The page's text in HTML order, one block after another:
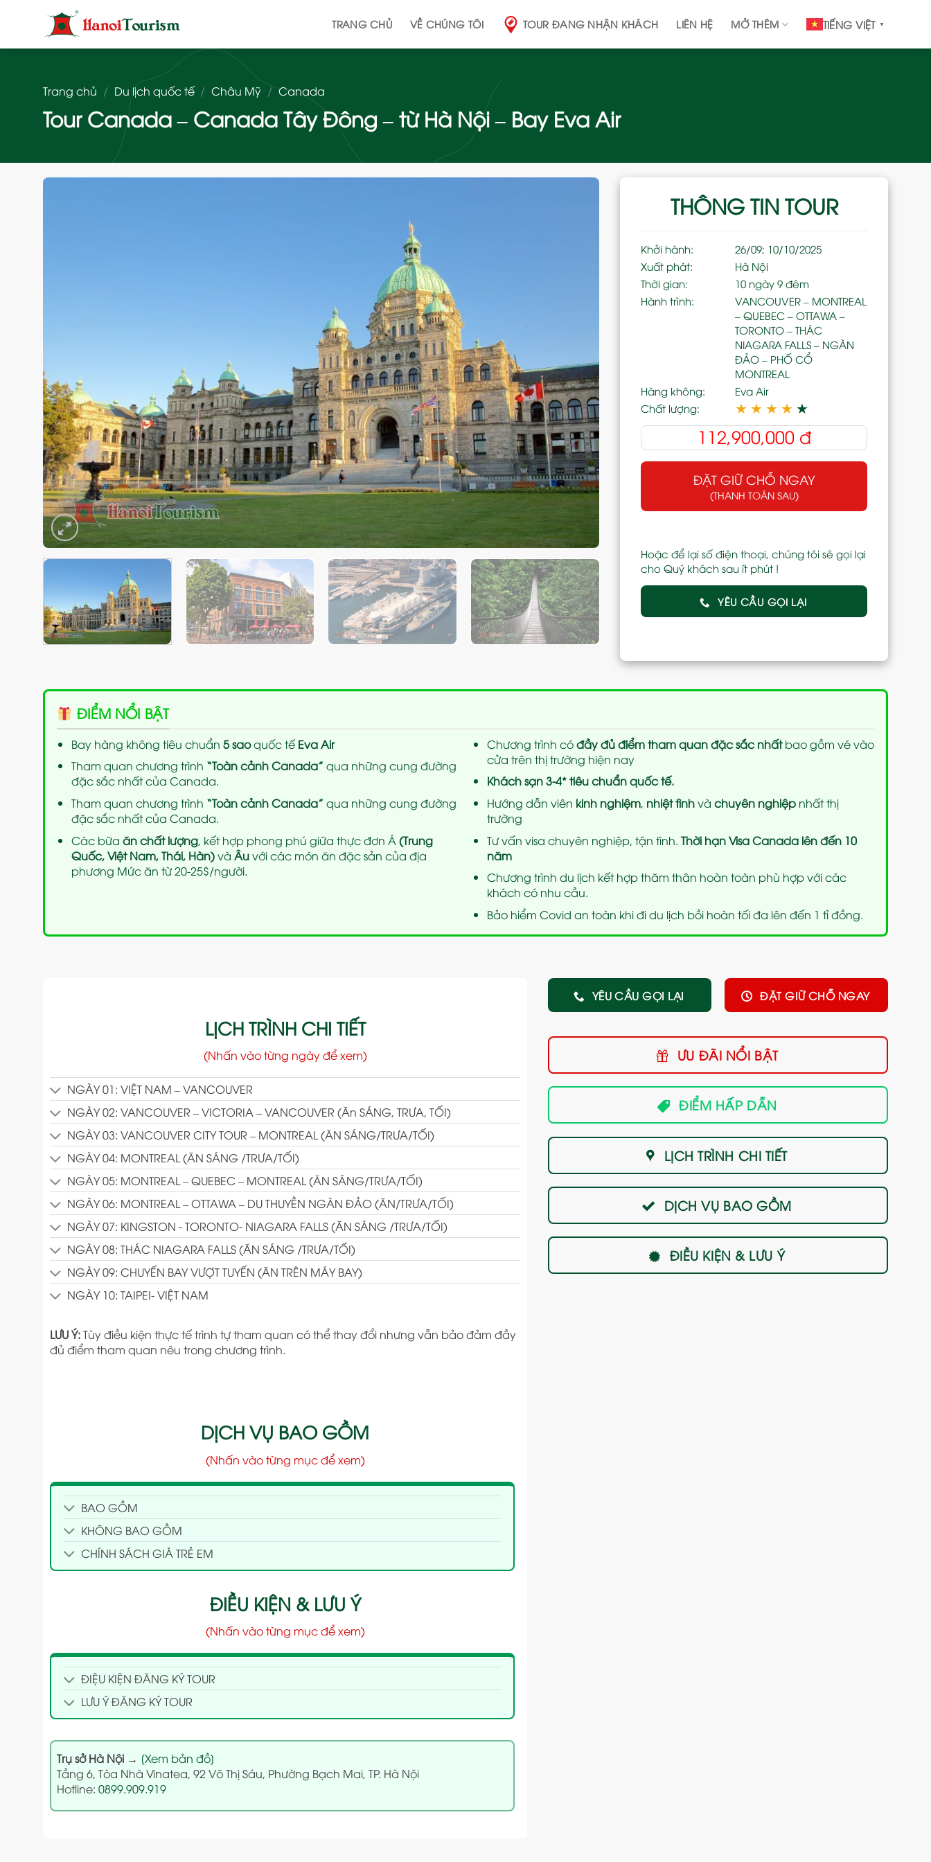
dung
TRANG CHỦ VỀ CHÚNG TÔI TOUR ĐANG NHẬN KHÁCH LIÊN HỆ MỞ THÊM TIẾNG VIỆT ▼
Trang chủ / Du lịch quốc tế / Châu Mỹ / Canada
Tour Canada – Canada Tây Đông – từ Hà Nội – Bay Eva Air
THÔNG TIN TOUR
Khởi hành:
26/09; 10/10/2025
Xuất phát:
Hà Nội
Thời gian:
10 ngày 9 đêm
Hành trình:
VANCOUVER – MONTREAL
– QUEBEC – OTTAWA –
TORONTO – THÁC
NIAGARA FALLS – NGÀN
ĐẢO – PHỐ CỔ
MONTREAL
Hàng không:
Eva Air
Chất lượng:
★ ★ ★ ★ ★
112,900,000đ
ĐẶT GIỮ CHỖ NGAY
(THANH TOÁN SAU)
Hoặc để lại số điện thoại, chúng tôi sẽ gọi lại
cho Quý khách sau ít phút !
YÊU CẦU GỌI LẠI
ĐIỂM NỔI BẬT
Bay hàng không tiêu chuẩn 5 saoquốc tếEva Air
Tham quan chương trình “Toàn cảnh Canada” qua những cung đường
đặc sắc nhất của Canada.
Tham quan chương trình “Toàn cảnh Canada” qua những cung đường
đặc sắc nhất của Canada.
Các bữa ăn chất lượng, kết hợp phong phú giữa thực đơn Á (Trung
Quốc, Việt Nam, Thái, Hàn)và Âuvới các món ăn đặc sản của địa
phương Mức ăn từ 20-25$/người.
Chương trình cóđầy đủ điểm tham quan đặc sắc nhấtbao gồm vé vào
cửa trên thị trường hiện nay
Khách sạn 3-4* tiêu chuẩn quốc tế.
Hướng dẫn viên kinh nghiệm, nhiệt tìnhvà chuyên nghiệpnhất thị
trường
Tư vấn visa chuyên nghiệp, tận tình. Thời hạn Visa Canada lên đến 10
năm
Chương trình du lịch kết hợp thăm thân hoàn toàn phù hợp với các
khách có nhu cầu.
Bảo hiểm Covid an toàn khi đi du lịch bồi hoàn tối đa lên đến 1 tỉ đồng.
LỊCH TRÌNH CHI TIẾT
(Nhấn vào từng ngày để xem)
NGÀY 01: VIỆT NAM – VANCOUVER
NGÀY 02: VANCOUVER – VICTORIA – VANCOUVER (Ăn SÁNG, TRƯA, TỐI)
NGÀY 03: VANCOUVER CITY TOUR – MONTREAL (ĂN SÁNG/TRƯA/TỐI)
NGÀY 04: MONTREAL (ĂN SÁNG /TRƯA/TỐI)
NGÀY 05: MONTREAL – QUEBEC – MONTREAL (ĂN SÁNG/TRƯA/TỐI)
NGÀY 06: MONTREAL – OTTAWA – DU THUYỀN NGÀN ĐẢO (ĂN/TRƯA/TỐI)
NGÀY 07: KINGSTON - TORONTO- NIAGARA FALLS (ĂN SÁNG /TRƯA/TỐI)
NGÀY 08: THÁC NIAGARA FALLS (ĂN SÁNG /TRƯA/TỐI)
NGÀY 09: CHUYẾN BAY VƯỢT TUYẾN (ĂN TRÊN MÁY BAY)
NGÀY 10: TAIPEI- VIỆT NAM
LƯU Ý:Tùy điều kiện thực tế trình tự tham quan có thể thay đổi nhưng vẫn bảo đảm đầy
đủ điểm tham quan nêu trong chương trình.
DỊCH VỤ BAO GỒM
(Nhấn vào từng mục để xem)
BAO GỒM
KHÔNG BAO GỒM
CHÍNH SÁCH GIÁ TRẺ EM
ĐIỀU KIỆN & LƯU Ý
(Nhấn vào từng mục để xem)
ĐIỆU KIỆN ĐĂNG KÝ TOUR
LƯU Ý ĐĂNG KÝ TOUR
Trụ sở Hà Nội→ [Xem bản đồ]
Tầng 6, Tòa Nhà Vinatea, 92 Võ Thị Sáu, Phường Bạch Mai, TP. Hà Nội
Hotline: 0899.909.919
YÊU CẦU GỌI LẠI ĐẶT GIỮ CHỖ NGAY
ƯU ĐÃI NỔI BẬT
ĐIỂM HẤP DẪN
LỊCH TRÌNH CHI TIẾT
DỊCH VỤ BAO GỒM
ĐIỀU KIỆN & LƯU Ý